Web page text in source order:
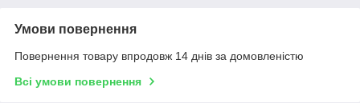
Умови повернення
Повернення товару впродовж 14 днів за домовленістю
Всі умови повернення